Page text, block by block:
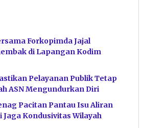
Forkopimda Jajal
di Lapangan Kodim
Pelayanan Publik Tetap
ASN Mengundurkan Diri
Pacitan Pantau Isu Aliran
Kondusivitas Wilayah